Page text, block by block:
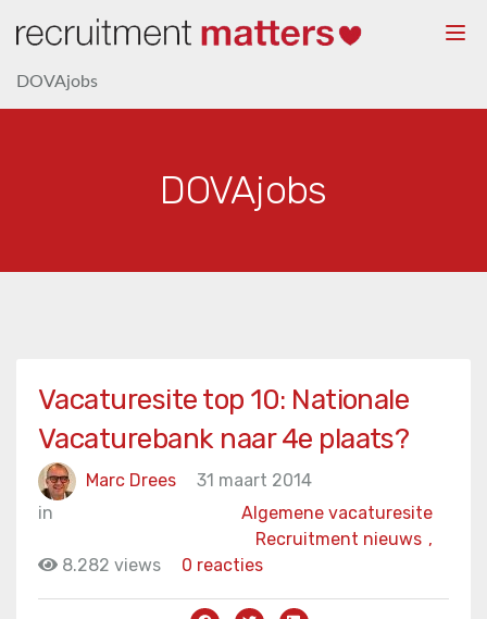
DOVAjobs
DOVAjobs
Vacaturesite top 10: Nationale
Vacaturebank naar 4e plaats?
Marc Drees
31 maart 2014
in
Algemene vacaturesite
Recruitment nieuws ,
8.282 views
0 reacties